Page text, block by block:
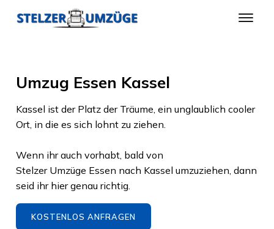
Umzug Essen Kassel
Kassel ist der Platz der Träume, ein unglaublich cooler
Ort, in die es sich lohnt zu ziehen.
Wenn ihr auch vorhabt, bald von
Stelzer Umzüge Essen nach Kassel umzuziehen, dann
seid ihr hier genau richtig.
KOSTENLOS ANFRAGEN